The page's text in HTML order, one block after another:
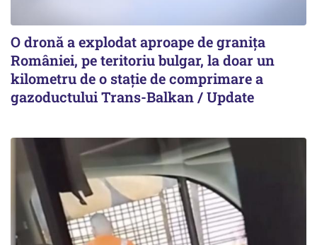
O dronă a explodat aproape de granița
României, pe teritoriu bulgar, la doar un
kilometru de o stație de comprimare a
gazoductului Trans-Balkan / Update